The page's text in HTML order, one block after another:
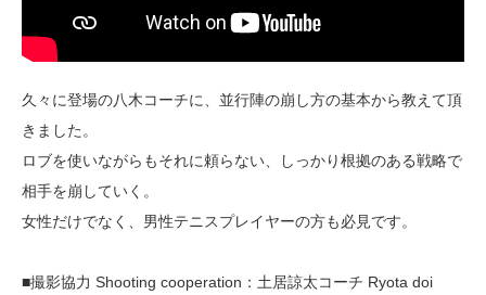
久々に登場の八木コーチに、並行陣の崩し方の基本から教えて頂
きました。
ロブを使いながらもそれに頼らない、しっかり根拠のある戦略で
相手を崩していく。
女性だけでなく、男性テニスプレイヤーの方も必見です。
■撮影協力 Shooting cooperation：土居諒太コーチ Ryota doi